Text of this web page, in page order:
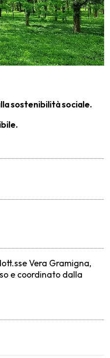
sostenibilità sociale.
Vera Gramigna,
e coordinato dalla